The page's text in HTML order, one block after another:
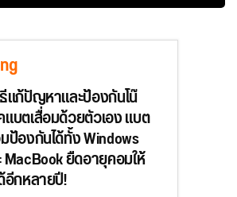
แก้ปัญหาและป้องกันโน๊
บตเสื่อมด้วยตัวเอง แบต
ป้องกันได้ทั้ง Windows
MacBook ยืดอายุคอมให้
อีกหลายปี!